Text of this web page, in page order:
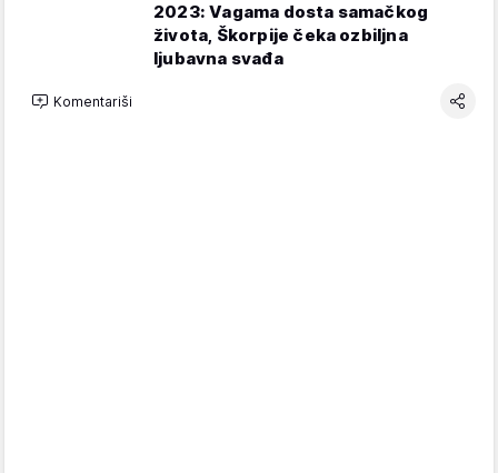
2023: Vagama dosta samačkog
života, Škorpije čeka ozbiljna
ljubavna svađa
Komentariši